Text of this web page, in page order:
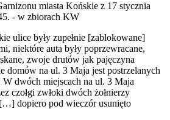
ulice były zupełnie [zablokowane]
niektóre auta były poprzewracane,
zwoje drutów jak pajęczyna
domów na ul. 3 Maja jest postrzelanych
dwóch miejscach na ul. 3 Maja
czołgi zwłoki dwóch żołnierzy
dopiero pod wieczór usunięto